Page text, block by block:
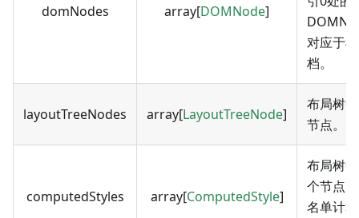
domNodes array[DOMNode]
对应于
档。
layoutTreeNodes array[LayoutTreeNode]
布局树
节点。
computedStyles array[ComputedStyle]
布局树
个节点
名单计